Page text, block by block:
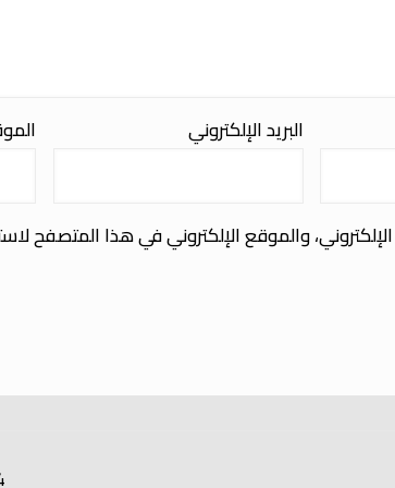
البريد الإلكتروني
والموقع الإلكتروني في هذا المتصفح